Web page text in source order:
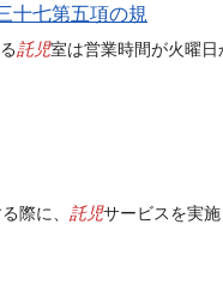
十七第五項の規
託児室は営業時間が火曜日
際に、 託児サービスを実施